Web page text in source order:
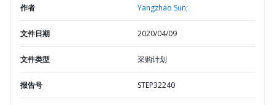
作者 Yangzhao Sun;
文件日期 2020/04/09
文件类型 采购计划
报告号 STEP32240